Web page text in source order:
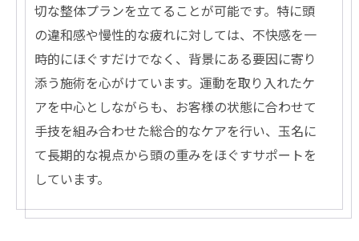
切な整体プランを立てることが可能です。特に頭
の違和感や慢性的な疲れに対しては、不快感を一
時的にほぐすだけでなく、背景にある要因に寄り
添う施術を心がけています。運動を取り入れたケ
アを中心としながらも、お客様の状態に合わせて
手技を組み合わせた総合的なケアを行い、玉名に
て長期的な視点から頭の重みをほぐすサポートを
しています。